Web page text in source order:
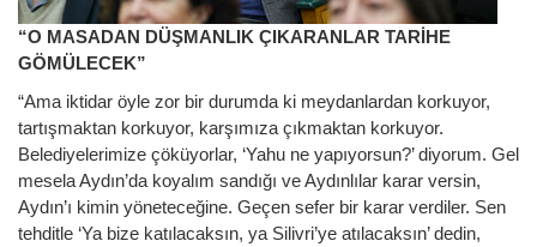
“O MASADAN DÜŞMANLIK ÇIKARANLAR TARİHE
GÖMÜLECEK”
“Ama iktidar öyle zor bir durumda ki meydanlardan korkuyor,
tartışmaktan korkuyor, karşımıza çıkmaktan korkuyor.
Belediyelerimize çöküyorlar, ‘Yahu ne yapıyorsun?’ diyorum. Gel
mesela Aydın’da koyalım sandığı ve Aydınlılar karar versin,
Aydın’ı kimin yöneteceğine. Geçen sefer bir karar verdiler. Sen
tehditle ‘Ya bize katılacaksın, ya Silivri’ye atılacaksın’ dedin,